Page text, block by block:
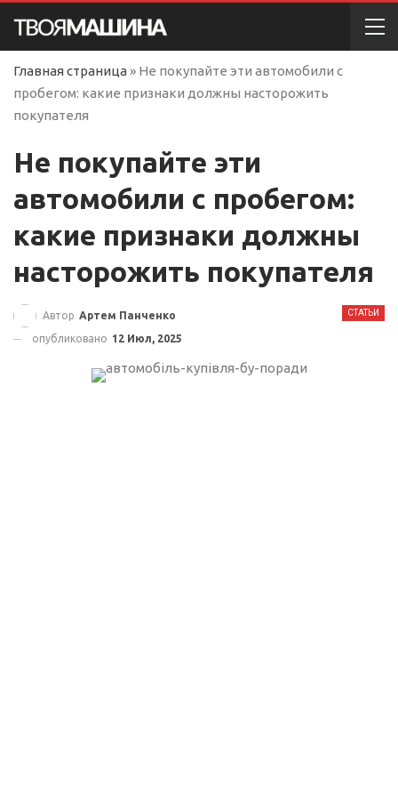
Главная страница » Не покупайте эти автомобили с
пробегом: какие признаки должны насторожить
покупателя
Не покупайте эти
автомобили с пробегом:
какие признаки должны
насторожить покупателя
СТАТЬИ
Автор Артем Панченко
опубликовано 12 Июл, 2025